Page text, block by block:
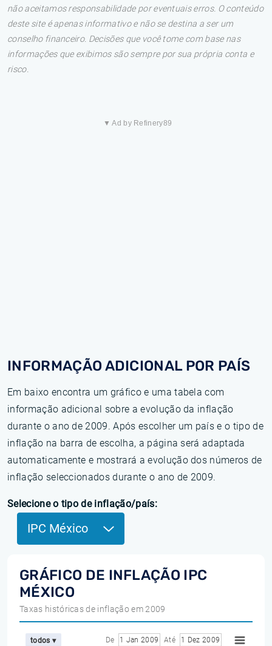
não aceitamos responsabilidade por eventuais erros. O conteúdo
deste site é apenas informativo e não se destina a ser um
conselho financeiro. Decisões que você tome com base nas
informações que exibimos são sempre por sua própria conta e
risco.
▼ Ad by Refinery89
INFORMAÇÃO ADICIONAL POR PAÍS
Em baixo encontra um gráfico e uma tabela com
informação adicional sobre a evolução da inflação
durante o ano de 2009. Após escolher um país e o tipo de
inflação na barra de escolha, a página será adaptada
automaticamente e mostrará a evolução dos números de
inflação seleccionados durante o ano de 2009.
Selecione o tipo de inflação/país:
IPC México
GRÁFICO DE INFLAÇÃO IPC
MÉXICO
Taxas históricas de inflação em 2009
todos ▾ De 1 Jan 2009 Até 1 Dez 2009